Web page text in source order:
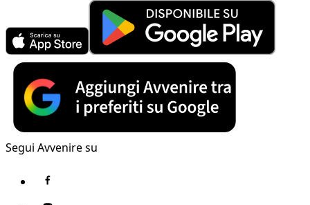
Segui Avvenire su